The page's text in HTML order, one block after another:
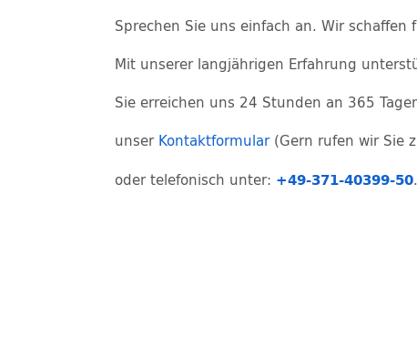
Sprechen Sie uns einfach an. Wir
Mit unserer langjährigen Erfahrung
Sie erreichen uns 24 Stunden an 365
unser Kontaktformular(Gern rufen wir Sie
oder telefonisch unter: +49-371-40399-50.